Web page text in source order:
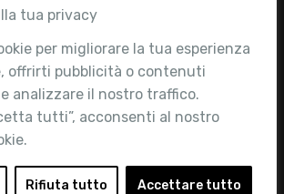
tua privacy
per migliorare la tua esperienza
offrirti pubblicità o contenuti
analizzare il nostro traffico.
tutti”, acconsenti al nostro
Rifiuta tutto Accettare tutto